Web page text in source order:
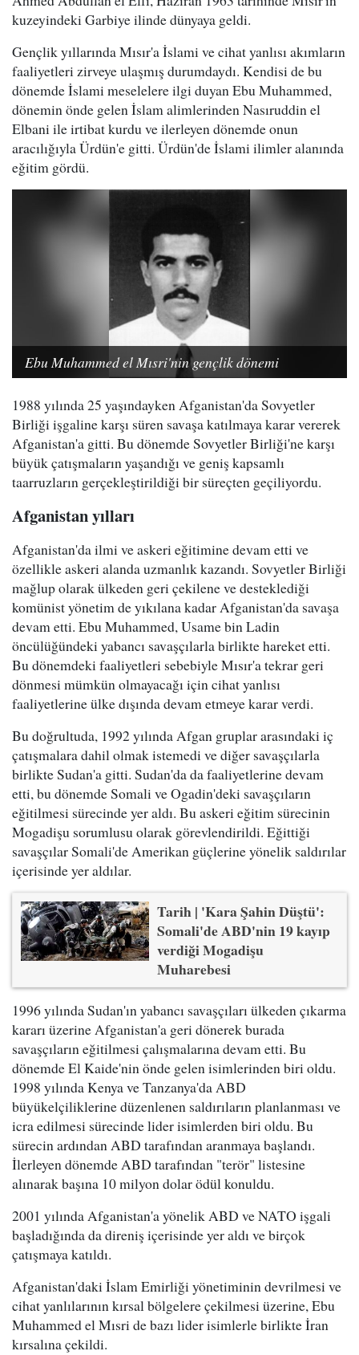
kuzeyindeki Garbiye ilinde dünyaya geldi.
Gençlik yıllarında Mısır'a İslami ve cihat yanlısı akımların
faaliyetleri zirveye ulaşmış durumdaydı. Kendisi de bu
dönemde İslami meselelere ilgi duyan Ebu Muhammed,
dönemin önde gelen İslam alimlerinden Nasıruddin el
Elbani ile irtibat kurdu ve ilerleyen dönemde onun
aracılığıyla Ürdün'e gitti. Ürdün'de İslami ilimler alanında
eğitim gördü.
Ebu Muhammed el Mısri'nin gençlik dönemi
1988 yılında 25 yaşındayken Afganistan'da Sovyetler
Birliği işgaline karşı süren savaşa katılmaya karar vererek
Afganistan'a gitti. Bu dönemde Sovyetler Birliği'ne karşı
büyük çatışmaların yaşandığı ve geniş kapsamlı
taarruzların gerçekleştirildiği bir süreçten geçiliyordu.
Afganistan yılları
Afganistan'da ilmi ve askeri eğitimine devam etti ve
özellikle askeri alanda uzmanlık kazandı. Sovyetler Birliği
mağlup olarak ülkeden geri çekilene ve desteklediği
komünist yönetim de yıkılana kadar Afganistan'da savaşa
devam etti. Ebu Muhammed, Usame bin Ladin
öncülüğündeki yabancı savaşçılarla birlikte hareket etti.
Bu dönemdeki faaliyetleri sebebiyle Mısır'a tekrar geri
dönmesi mümkün olmayacağı için cihat yanlısı
faaliyetlerine ülke dışında devam etmeye karar verdi.
Bu doğrultuda, 1992 yılında Afgan gruplar arasındaki iç
çatışmalara dahil olmak istemedi ve diğer savaşçılarla
birlikte Sudan'a gitti. Sudan'da da faaliyetlerine devam
etti, bu dönemde Somali ve Ogadin'deki savaşçıların
eğitilmesi sürecinde yer aldı. Bu askeri eğitim sürecinin
Mogadişu sorumlusu olarak görevlendirildi. Eğittiği
savaşçılar Somali'de Amerikan güçlerine yönelik saldırılar
içerisinde yer aldılar.
Tarih | 'Kara Şahin Düştü':
Somali'de ABD'nin 19 kayıp
verdiği Mogadişu
Muharebesi
1996 yılında Sudan'ın yabancı savaşçıları ülkeden çıkarma
kararı üzerine Afganistan'a geri dönerek burada
savaşçıların eğitilmesi çalışmalarına devam etti. Bu
dönemde El Kaide'nin önde gelen isimlerinden biri oldu.
1998 yılında Kenya ve Tanzanya'da ABD
büyükelçiliklerine düzenlenen saldırıların planlanması ve
icra edilmesi sürecinde lider isimlerden biri oldu. Bu
sürecin ardından ABD tarafından aranmaya başlandı.
İlerleyen dönemde ABD tarafından "terör" listesine
alınarak başına 10 milyon dolar ödül konuldu.
2001 yılında Afganistan'a yönelik ABD ve NATO işgali
başladığında da direniş içerisinde yer aldı ve birçok
çatışmaya katıldı.
Afganistan'daki İslam Emirliği yönetiminin devrilmesi ve
cihat yanlılarının kırsal bölgelere çekilmesi üzerine, Ebu
Muhammed el Mısri de bazı lider isimlerle birlikte İran
kırsalına çekildi.